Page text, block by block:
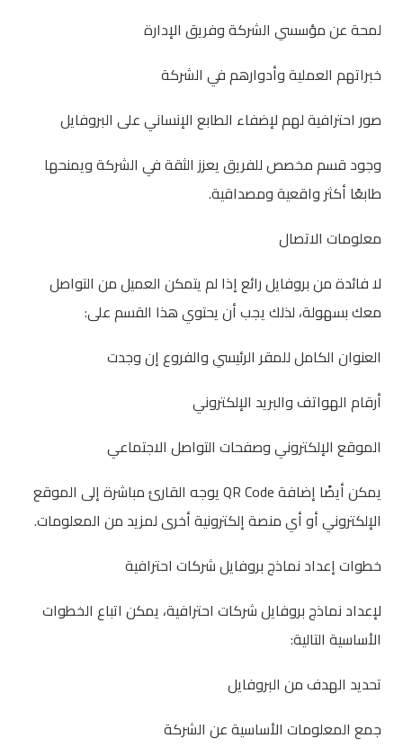
لمحة عن مؤسسي الشركة وفريق الإدارة
خبراتهم العملية وأدوارهم في الشركة
صور احترافية لهم لإضفاء الطابع الإنساني على البروفايل
وجود قسم مخصص للفريق يعزز الثقة في الشركة ويمنحها
طابعًا أكثر واقعية ومصداقية.
معلومات الاتصال
لا فائدة من بروفايل رائع إذا لم يتمكن العميل من التواصل
معك بسهولة، لذلك يجب أن يحتوي هذا القسم على:
العنوان الكامل للمقر الرئيسي والفروع إن وجدت
أرقام الهواتف والبريد الإلكتروني
الموقع الإلكتروني وصفحات التواصل الاجتماعي
يمكن أيضًا إضافة QR Code يوجه القارئ مباشرة إلى الموقع
الإلكتروني أو أي منصة إلكترونية أخرى لمزيد من المعلومات.
خطوات إعداد نماذج بروفايل شركات احترافية
لإعداد نماذج بروفايل شركات احترافية، يمكن اتباع الخطوات
الأساسية التالية:
تحديد الهدف من البروفايل
جمع المعلومات الأساسية عن الشركة